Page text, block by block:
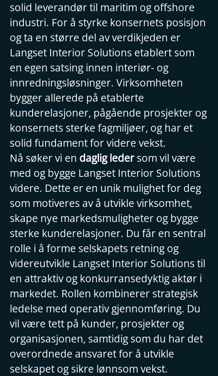
solid leverandør til maritim og offshore
industri. For å styrke konsernets posisjon
og ta en større del av verdikjeden er
Langset Interior Solutions etablert som
en egen satsing innen interiør- og
innredningsløsninger. Virksomheten
bygger allerede på etablerte
kunderelasjoner, pågående prosjekter og
konsernets sterke fagmiljøer, og har et
solid fundament for videre vekst.
Nå søker vi en daglig ledersom vil være
med og bygge Langset Interior Solutions
videre. Dette er en unik mulighet for deg
som motiveres av å utvikle virksomhet,
skape nye markedsmuligheter og bygge
sterke kunderelasjoner. Du får en sentral
rolle i å forme selskapets retning og
videreutvikle Langset Interior Solutions til
en attraktiv og konkurransedyktig aktør i
markedet. Rollen kombinerer strategisk
ledelse med operativ gjennomføring. Du
vil være tett på kunder, prosjekter og
organisasjonen, samtidig som du har det
overordnede ansvaret for å utvikle
selskapet og sikre lønnsom vekst.